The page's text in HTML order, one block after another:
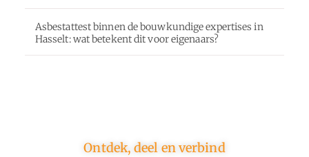
Asbestattest binnen de bouwkundige expertises in
Hasselt: wat betekent dit voor eigenaars?
Ontdek, deel en verbind